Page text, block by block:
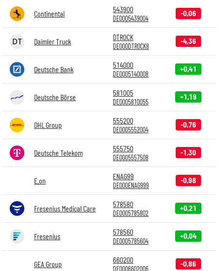
Continental 543900
DE0005439004
-0,06
Daimler Truck DTR0CK
DE000DTR0CK8
-4,36
Deutsche Bank 514000
DE0005140008
+0,41
Deutsche Börse 581005
DE0005810055
+1,19
DHL Group 555200
DE0005552004
-0,76
Deutsche Telekom 555750
DE0005557508
-1,30
E.on ENAG99
DE000ENAG999
-0,98
Fresenius Medical Care 578580
DE0005785802
+0,21
Fresenius 578560
DE0005785604
+0,04
GEA Group 660200
DE0006602006
-0,86